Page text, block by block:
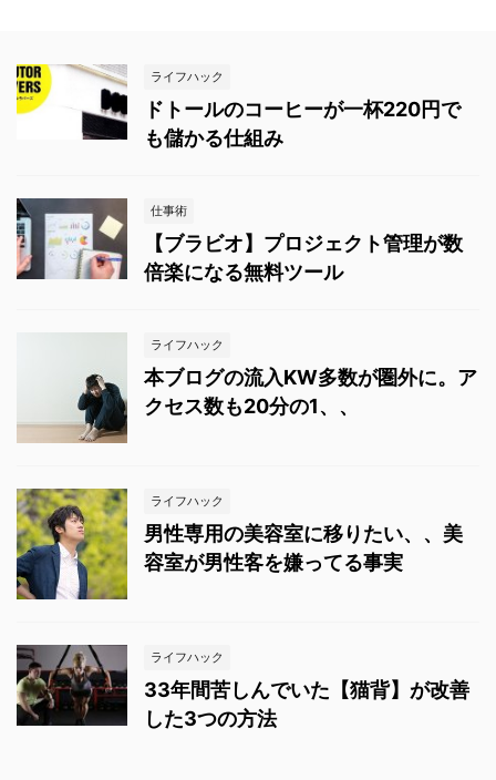
ライフハック
ドトールのコーヒーが一杯220円で
も儲かる仕組み
仕事術
【ブラビオ】プロジェクト管理が数
倍楽になる無料ツール
ライフハック
本ブログの流入KW多数が圏外に。ア
クセス数も20分の1、、
ライフハック
男性専用の美容室に移りたい、、美
容室が男性客を嫌ってる事実
ライフハック
33年間苦しんでいた【猫背】が改善
した3つの方法